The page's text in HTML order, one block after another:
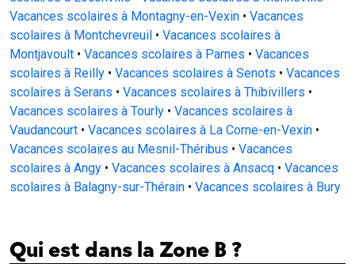
Vacances scolaires à Montagny-en-Vexin • Vacances
scolaires à Montchevreuil • Vacances scolaires à
Montjavoult • Vacances scolaires à Parnes • Vacances
scolaires à Reilly • Vacances scolaires à Senots • Vacances
scolaires à Serans • Vacances scolaires à Thibivillers •
Vacances scolaires à Tourly • Vacances scolaires à
Vaudancourt • Vacances scolaires à La Corne-en-Vexin •
Vacances scolaires au Mesnil-Théribus • Vacances
scolaires à Angy • Vacances scolaires à Ansacq • Vacances
scolaires à Balagny-sur-Thérain • Vacances scolaires à Bury
Qui est dans la Zone B ?